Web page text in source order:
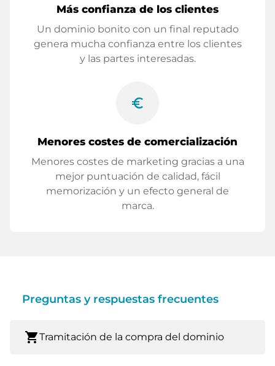
Más confianza de los clientes
Un dominio bonito con un final reputado
genera mucha confianza entre los clientes
y las partes interesadas.
euro_symbol
Menores costes de comercialización
Menores costes de marketing gracias a una
mejor puntuación de calidad, fácil
memorización y un efecto general de
marca.
Preguntas y respuestas frecuentes
shopping_cartTramitación de la compra del dominio